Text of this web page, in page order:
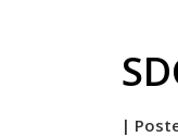
by
|